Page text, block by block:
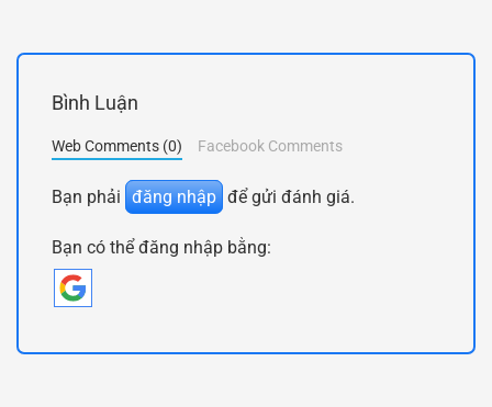
Bình Luận
Web Comments (0) Facebook Comments
Bạn phải đăng nhập để gửi đánh giá.
Bạn có thể đăng nhập bằng: